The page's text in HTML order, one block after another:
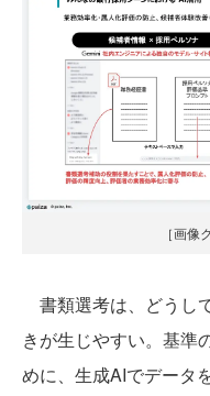
［画像
書類選考は、どうし
きが生じやすい。基準
めに、生成AIでデータ